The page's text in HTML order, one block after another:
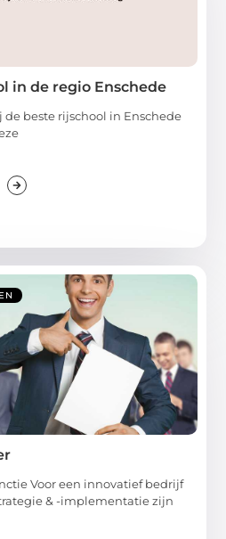
in de regio Enschede
de beste rijschool in Enschede
Voor een innovatief bedrijf
& -implementatie zijn